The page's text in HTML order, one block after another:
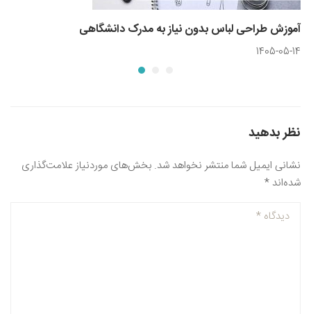
آموزش طراحی لباس بدون نیاز به مدرک دانشگاهی
1405-05-14
نظر بدهید
نشانی ایمیل شما منتشر نخواهد شد. بخش‌های موردنیاز علامت‌گذاری
شده‌اند *